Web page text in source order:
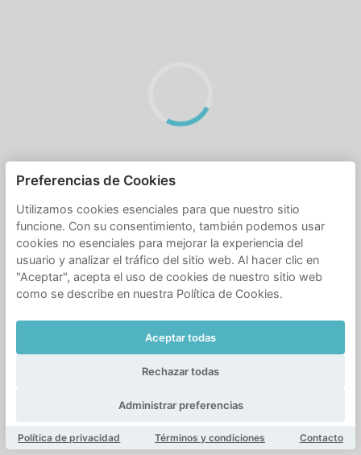
Preferencias de Cookies
Utilizamos cookies esenciales para que nuestro sitio
funcione. Con su consentimiento, también podemos usar
cookies no esenciales para mejorar la experiencia del
usuario y analizar el tráfico del sitio web. Al hacer clic en
"Aceptar", acepta el uso de cookies de nuestro sitio web
como se describe en nuestra Política de Cookies.
Aceptar todas
Rechazar todas
Administrar preferencias
Política de privacidad Términos y condiciones Contacto